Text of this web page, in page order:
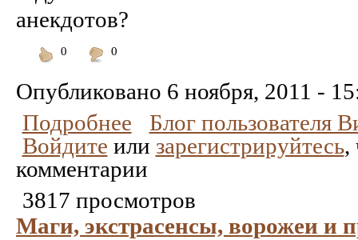
анекдотов?
0
0
Опубликовано 6 ноября, 2011 -
Подробнее
Блог пользователя
Войдите или зарегистрируйтесь,
комментарии
3817 просмотров
Маги, экстрасенсы, ворожеи и